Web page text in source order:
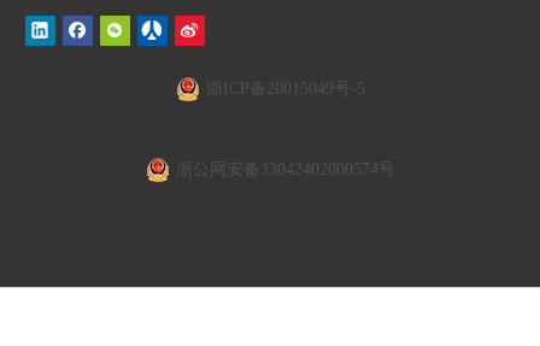
浙ICP备20015049号-5
浙公网安备33042402000574号